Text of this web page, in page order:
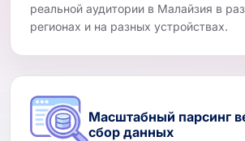
реальной аудитории в Малайзия в
регионах и на разных устройствах.
Масштабный парсинг
сбор данных